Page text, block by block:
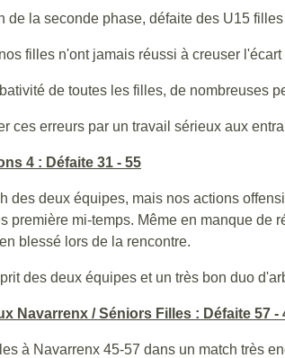
de la seconde phase, défaite des U15
filles n'ont jamais réussi à creuser
de toutes les filles, de nombreuses
ces erreurs par un travail sérieux aux
4 : Défaite 31 - 55
des deux équipes, mais nos actions
première mi-temps. Même en manque
blessé lors de la rencontre.
des deux équipes et un très bon duo
Navarrenx / Séniors Filles : Défaite 57 -
à Navarrenx 45-57 dans un match très